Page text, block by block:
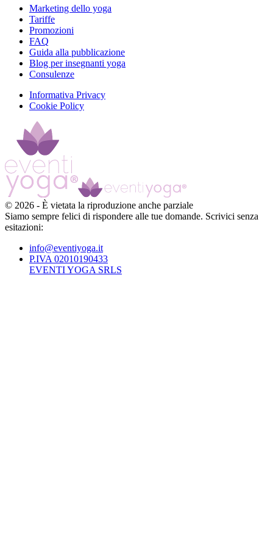
Marketing dello yoga
Tariffe
Promozioni
FAQ
Guida alla pubblicazione
Blog per insegnanti yoga
Consulenze
Informativa Privacy
Cookie Policy
© 2026 - È vietata la riproduzione anche parziale
Siamo sempre felici di rispondere alle tue domande. Scrivici senza
esitazioni:
info@eventiyoga.it
P.IVA 02010190433
EVENTI YOGA SRLS